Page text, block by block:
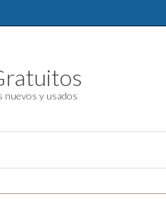
nuevos y usados